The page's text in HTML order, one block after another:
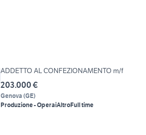
ADDETTO AL CONFEZIONAMENTO m/f
203.000 €
Genova (GE)
Produzione - OperaiAltroFull time